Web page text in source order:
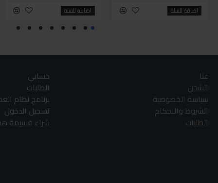
اضافة للسلة اضافة للسلة
عنا
الشحن
سياسة الخصوصية
الشروط والاحكام
الطلبات
حسابي
الطلبات
برنامج نظام
تسجيل الدخول
شراء قسيمة